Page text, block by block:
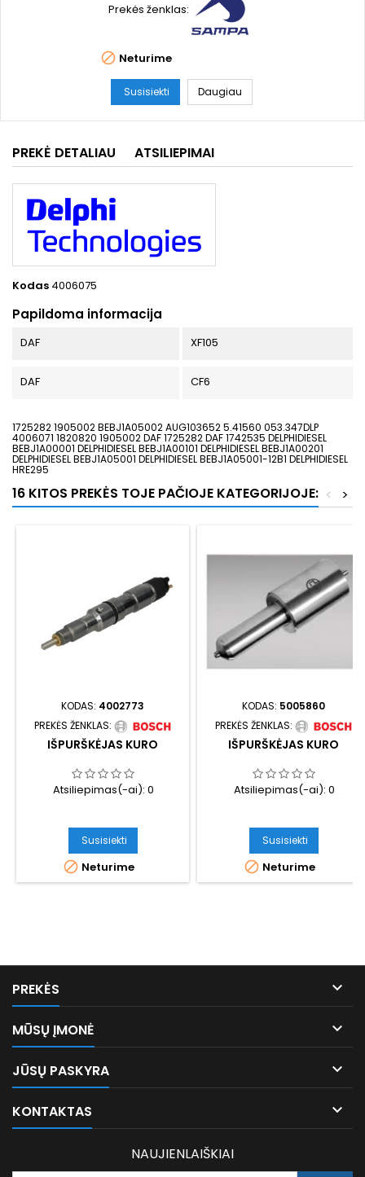
Prekės ženklas:
 Neturime
Susisiekti Daugiau
PREKĖ DETALIAU ATSILIEPIMAI
Kodas 4006075
Papildoma informacija
DAF XF105
DAF CF6
1725282 1905002 BEBJ1A05002 AUG103652 5.41560 053.347DLP
4006071 1820820 1905002 DAF 1725282 DAF 1742535 DELPHIDIESEL
BEBJ1A00001 DELPHIDIESEL BEBJ1A00101 DELPHIDIESEL BEBJ1A00201
DELPHIDIESEL BEBJ1A05001 DELPHIDIESEL BEBJ1A05001-12B1 DELPHIDIESEL
HRE295
16 KITOS PREKĖS TOJE PAČIOJE KATEGORIJOJE: >
<
KODAS: 4002773
PREKĖS ŽENKLAS:
IŠPURŠKĖJAS KURO
Atsiliepimas(-ai): 0
Susisiekti
 Neturime
KODAS: 5005860
PREKĖS ŽENKLAS:
IŠPURŠKĖJAS KURO
Atsiliepimas(-ai): 0
Susisiekti
 Neturime
PREKĖS 
MŪSŲ ĮMONĖ 
JŪSŲ PASKYRA 
KONTAKTAS 
NAUJIENLAIŠKIAI